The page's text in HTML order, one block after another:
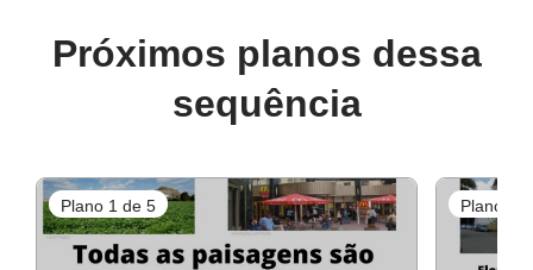
Próximos planos dessa
sequência
Plano 1 de 5 Plano 2